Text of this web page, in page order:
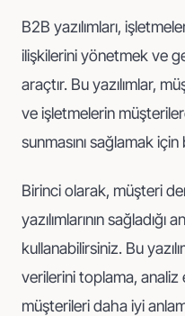
B2B yazılımları,
ilişkilerini yönetmek ve
araçtır. Bu yazılımlar,
ve işletmelerin
sunmasını sağlamak
Birinci olarak, müşteri
yazılımlarının sağladığı
kullanabilirsiniz. Bu
verilerini toplama,
müşterileri daha iyi